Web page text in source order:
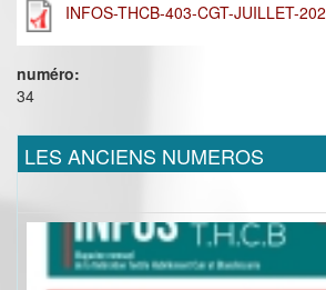
INFOS-THCB-403-CGT-JUILLET-
numéro:
34
LES ANCIENS NUMEROS